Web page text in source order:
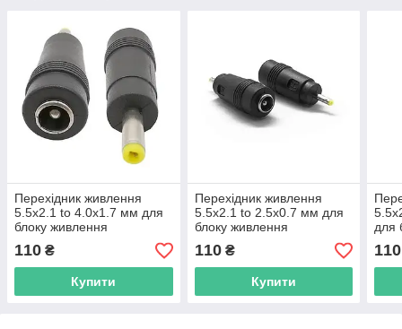
Перехідник живлення
5.5x2.1 to 4.0x1.7 мм для
блоку живлення
110 ₴
Купити
Перехідник живлення
5.5x2.1 to 2.5x0.7 мм для
блоку живлення
110₴
Купити
для
110